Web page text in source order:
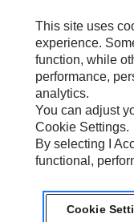
Le Mie Preferenze Di
Mappa Del Sito
Cookie Settings
Informazioni Legali
Tutela Della Privacy
Europe - Italian © 2026
This site uses
experience.
function, while
performance,
analytics.
You can adjust
Cookie Settings.
By selecting I
functional,
Cookie